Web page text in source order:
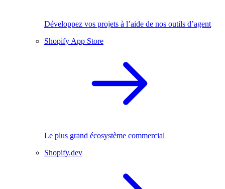
Développez vos projets à l’aide de nos outils d’agent
Shopify App Store
Le plus grand écosystème commercial
Shopify.dev